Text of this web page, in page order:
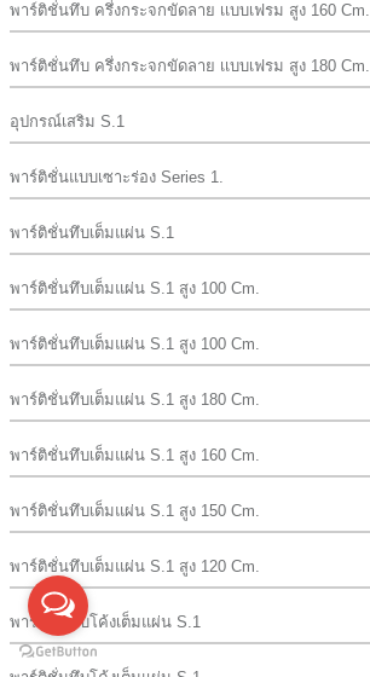
พาร์ติชั่นทึบ ครึ่งกระจกขัดลาย เเบบเฟรม สูง 160 Cm.
พาร์ติชั่นทึบ ครึ่งกระจกขัดลาย เเบบเฟรม สูง 180 Cm.
อุปกรณ์เสริม S.1
พาร์ติชั่นแบบเซาะร่อง Series 1.
พาร์ติชั่นทึบเต็มแผ่น S.1
พาร์ติชั่นทึบเต็มแผ่น S.1 สูง 100 Cm.
พาร์ติชั่นทึบเต็มแผ่น S.1 สูง 100 Cm.
พาร์ติชั่นทึบเต็มแผ่น S.1 สูง 180 Cm.
พาร์ติชั่นทึบเต็มแผ่น S.1 สูง 160 Cm.
พาร์ติชั่นทึบเต็มแผ่น S.1 สูง 150 Cm.
พาร์ติชั่นทึบเต็มแผ่น S.1 สูง 120 Cm.
พาร์ติชั่นทึบโค้งเต็มแผ่น S.1